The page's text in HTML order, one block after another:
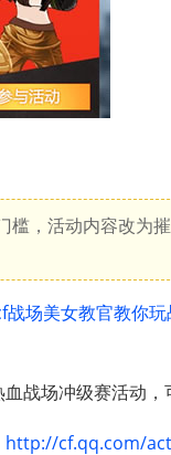
槛，活动内容改为
战场美女教官教你
战场冲级赛活动
http://cf.qq.com/